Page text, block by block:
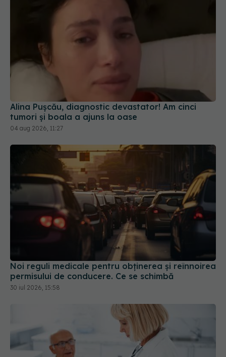
Alina Pușcău, diagnostic devastator! Am cinci
tumori și boala a ajuns la oase
04 aug 2026, 11:27
Noi reguli medicale pentru obținerea și reînnoirea
permisului de conducere. Ce se schimbă